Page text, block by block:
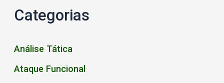
Categorias
Análise Tática
Ataque Funcional